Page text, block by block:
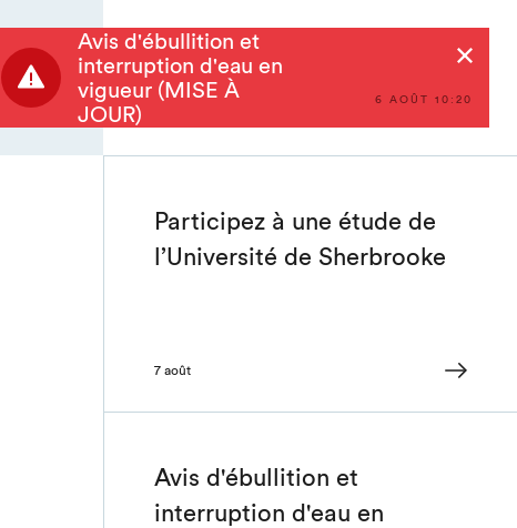
6 AOÛT 10:20
Avis d'ébullition et
interruption d'eau en
vigueur (MISE À
JOUR)
Participez à une étude de
l’Université de Sherbrooke
7 août
Avis d'ébullition et
interruption d'eau en